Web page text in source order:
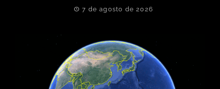
7 de agosto de 2026